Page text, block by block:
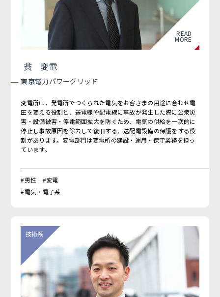
READ
MORE
変電
東京電力パワーグリッド
変電所は、発電所でつくられた電気をお客さまの用途に合わせ電
圧を変える役割と、送電線や配電線に事故が発生した際に公衆災
害・設備被害・停電範囲拡大を防ぐため、電気の供給を一次的に
停止し事故原因を除去して復旧する、送配電設備の保護をする役
割があります。変電部門は変電所の建設・運用・保守業務を担っ
ています。
#男性 #変電
#電気・電子系